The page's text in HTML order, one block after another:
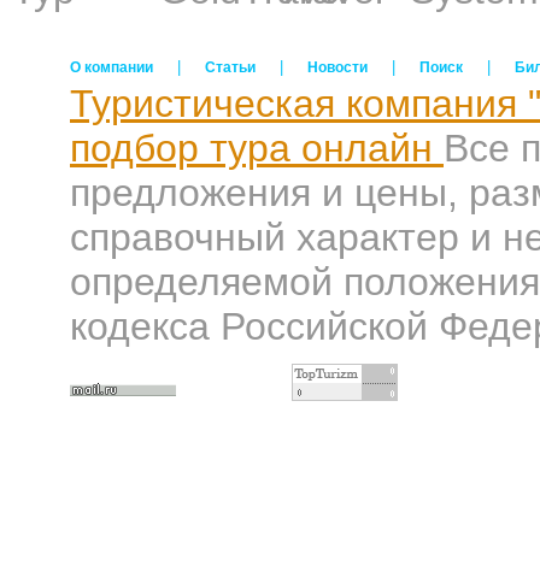
О компании Статьи Новости Поиск
Туристическая компания
подбор тура онлайн Все
предложения и цены,
справочный характер и
определяемой
кодекса Российской